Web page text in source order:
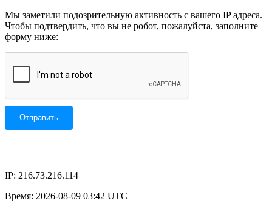
Мы заметили подозрительную активность с вашего IP адреса.
Чтобы подтвердить, что вы не робот, пожалуйста, заполните
форму ниже:
IP: 216.73.216.114
Время: 2026-08-09 03:42 UTC